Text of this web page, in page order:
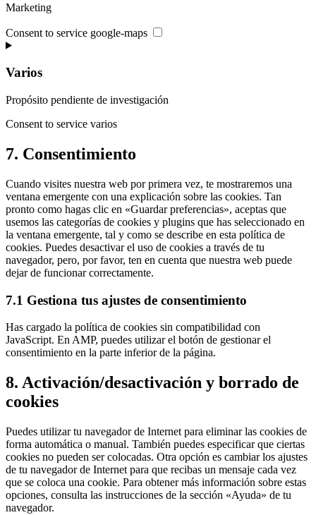
Marketing
Consent to service google-maps
Varios
Propósito pendiente de investigación
Consent to service varios
7. Consentimiento
Cuando visites nuestra web por primera vez, te mostraremos una
ventana emergente con una explicación sobre las cookies. Tan
pronto como hagas clic en «Guardar preferencias», aceptas que
usemos las categorías de cookies y plugins que has seleccionado en
la ventana emergente, tal y como se describe en esta política de
cookies. Puedes desactivar el uso de cookies a través de tu
navegador, pero, por favor, ten en cuenta que nuestra web puede
dejar de funcionar correctamente.
7.1 Gestiona tus ajustes de consentimiento
Has cargado la política de cookies sin compatibilidad con
JavaScript. En AMP, puedes utilizar el botón de gestionar el
consentimiento en la parte inferior de la página.
8. Activación/desactivación y borrado de
cookies
Puedes utilizar tu navegador de Internet para eliminar las cookies de
forma automática o manual. También puedes especificar que ciertas
cookies no pueden ser colocadas. Otra opción es cambiar los ajustes
de tu navegador de Internet para que recibas un mensaje cada vez
que se coloca una cookie. Para obtener más información sobre estas
opciones, consulta las instrucciones de la sección «Ayuda» de tu
navegador.